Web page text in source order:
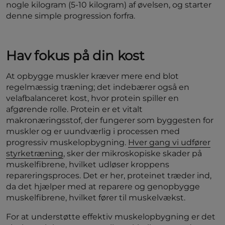
nogle kilogram (5-10 kilogram) af øvelsen, og starter
denne simple progression forfra.
Hav fokus på din kost
At opbygge muskler kræver mere end blot
regelmæssig træning; det indebærer også en
velafbalanceret kost, hvor protein spiller en
afgørende rolle. Protein er et vitalt
makronæringsstof, der fungerer som byggesten for
muskler og er uundværlig i processen med
progressiv muskelopbygning. Hver gang vi udfører
styrketræning, sker der mikroskopiske skader på
muskelfibrene, hvilket udløser kroppens
repareringsproces. Det er her, proteinet træder ind,
da det hjælper med at reparere og genopbygge
muskelfibrene, hvilket fører til muskelvækst.
For at understøtte effektiv muskelopbygning er det